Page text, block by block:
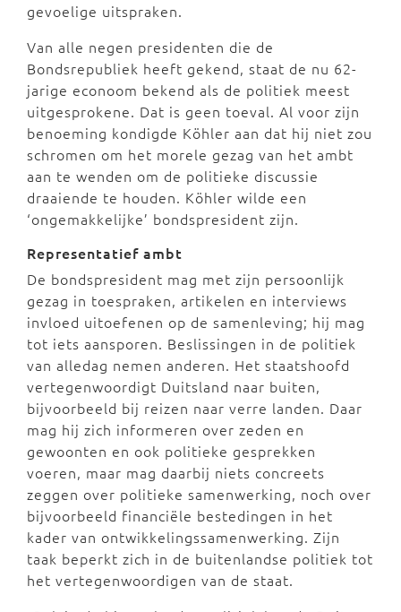
gevoelige uitspraken.
Van alle negen presidenten die de
Bondsrepubliek heeft gekend, staat de nu 62-
jarige econoom bekend als de politiek meest
uitgesprokene. Dat is geen toeval. Al voor zijn
benoeming kondigde Köhler aan dat hij niet zou
schromen om het morele gezag van het ambt
aan te wenden om de politieke discussie
draaiende te houden. Köhler wilde een
‘ongemakkelijke’ bondspresident zijn.
Representatief ambt
De bondspresident mag met zijn persoonlijk
gezag in toespraken, artikelen en interviews
invloed uitoefenen op de samenleving; hij mag
tot iets aansporen. Beslissingen in de politiek
van alledag nemen anderen. Het staatshoofd
vertegenwoordigt Duitsland naar buiten,
bijvoorbeeld bij reizen naar verre landen. Daar
mag hij zich informeren over zeden en
gewoonten en ook politieke gesprekken
voeren, maar mag daarbij niets concreets
zeggen over politieke samenwerking, noch over
bijvoorbeeld financiële bestedingen in het
kader van ontwikkelingssamenwerking. Zijn
taak beperkt zich in de buitenlandse politiek tot
het vertegenwoordigen van de staat.